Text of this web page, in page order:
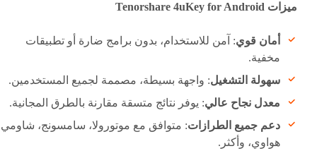
ميزات Tenorshare 4uKey for Android
أمان قوي: آمن للاستخدام، بدون برامج ضارة أو تطبيقات
مخفية.
سهولة التشغيل: واجهة بسيطة، مصممة لجميع المستخدمين.
معدل نجاح عالي: يوفر نتائج متسقة مقارنة بالطرق المجانية.
دعم جميع الطرازات: متوافق مع موتورولا، سامسونج،
هواوي، وأكثر.